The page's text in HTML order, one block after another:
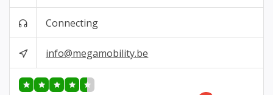
Connecting
info@megamobility.be